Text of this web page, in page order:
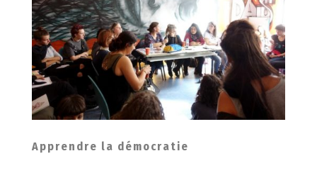
Apprendre la démocratie